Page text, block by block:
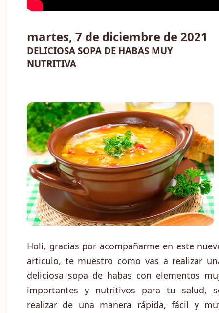
martes, 7 de diciembre de 2021
DELICIOSA SOPA DE HABAS MUY
NUTRITIVA
Holi, gracias por acompañarme en este
articulo, te muestro como vas a realizar
deliciosa sopa de habas con elementos
importantes y nutritivos para tu salud,
realizar de una manera rápida, fácil y